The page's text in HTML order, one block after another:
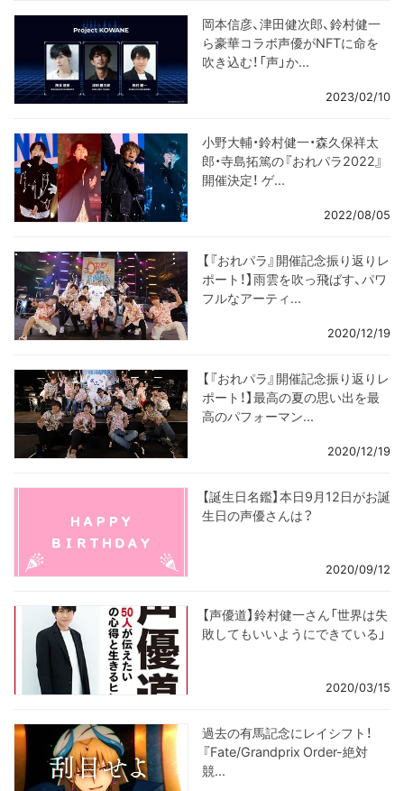
岡本信彦、津田健次郎、鈴村健一
ら豪華コラボ声優がNFTに命を
吹き込む！「声」か...
2023/02/10
小野大輔・鈴村健一・森久保祥太
郎・寺島拓篤の『おれパラ2022』
開催決定！ ゲ...
2022/08/05
【『おれパラ』開催記念振り返りレ
ポート！】雨雲を吹っ飛ばす、パワ
フルなアーティ...
2020/12/19
【『おれパラ』開催記念振り返りレ
ポート！】最高の夏の思い出を最
高のパフォーマン...
2020/12/19
【誕生日名鑑】本日9月12日がお誕
生日の声優さんは？
2020/09/12
【声優道】鈴村健一さん「世界は失
敗してもいいようにできている」
2020/03/15
過去の有馬記念にレイシフト！
『Fate/Grandprix Order-絶対
競...